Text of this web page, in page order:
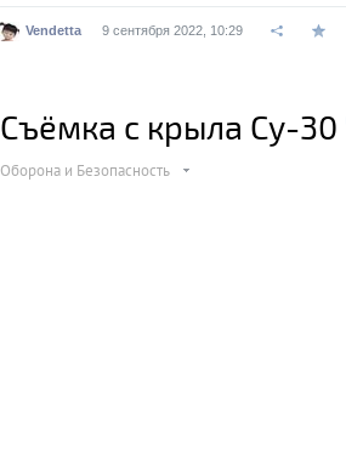
Vendetta 9 сентября 2022, 10:29
Съёмка с крыла Су-30
Оборона и Безопасность